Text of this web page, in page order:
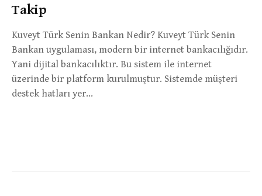
Takip
Kuveyt Türk Senin Bankan Nedir? Kuveyt Türk Senin
Bankan uygulaması, modern bir internet bankacılığıdır.
Yani dijital bankacılıktır. Bu sistem ile internet
üzerinde bir platform kurulmuştur. Sistemde müşteri
destek hatları yer…